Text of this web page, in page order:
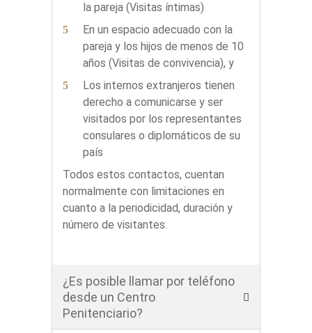
la pareja (Visitas íntimas)
En un espacio adecuado con la
pareja y los hijos de menos de 10
años (Visitas de convivencia), y
Los internos extranjeros tienen
derecho a comunicarse y ser
visitados por los representantes
consulares o diplomáticos de su
país
Todos estos contactos, cuentan
normalmente con limitaciones en
cuanto a la periodicidad, duración y
número de visitantes.
¿Es posible llamar por teléfono
desde un Centro
Penitenciario?